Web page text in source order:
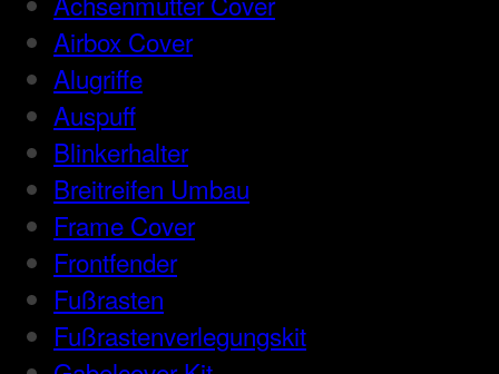
Airbox Cover
Alugriffe
Auspuff
Blinkerhalter
Breitreifen Umbau
Frame Cover
Frontfender
Fußrasten
Fußrastenverlegungskit